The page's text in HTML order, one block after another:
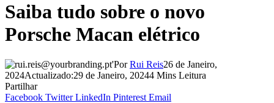
Saiba tudo sobre o novo
Porsche Macan elétrico
Por Rui Reis26 de Janeiro,
2024Actualizado:29 de Janeiro, 20244 Mins Leitura
Partilhar
Facebook Twitter LinkedIn Pinterest Email